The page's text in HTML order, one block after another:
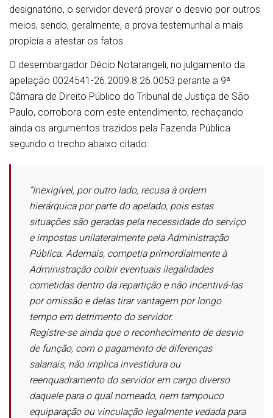
designatório, o servidor deverá provar o desvio por outros
meios, sendo, geralmente, a prova testemunhal a mais
propícia a atestar os fatos.
O desembargador Décio Notarangeli, no julgamento da
apelação 0024541-26.2009.8.26.0053 perante a 9ª
Câmara de Direito Público do Tribunal de Justiça de São
Paulo, corrobora com este entendimento, rechaçando
ainda os argumentos trazidos pela Fazenda Pública
segundo o trecho abaixo citado:
“Inexigível, por outro lado, recusa à ordem
hierárquica por parte do apelado, pois estas
situações são geradas pela necessidade do serviço
e impostas unilateralmente pela Administração
Pública. Ademais, competia primordialmente à
Administração coibir eventuais ilegalidades
cometidas dentro da repartição e não incentivá-las
por omissão e delas tirar vantagem por longo
tempo em detrimento do servidor.
Registre-se ainda que o reconhecimento de desvio
de função, com o pagamento de diferenças
salariais, não implica investidura ou
reenquadramento do servidor em cargo diverso
daquele para o qual nomeado, nem tampouco
equiparação ou vinculação legalmente vedada para